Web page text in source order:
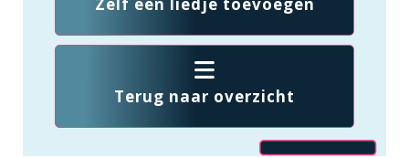
Terug naar overzicht